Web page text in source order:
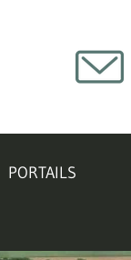
PORTAILS